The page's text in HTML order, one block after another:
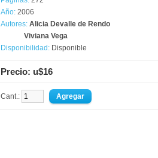
Año: 2006
Autores: Alicia Devalle de Rendo
Viviana Vega
Disponibilidad: Disponible
Precio: u$16
Cant.: